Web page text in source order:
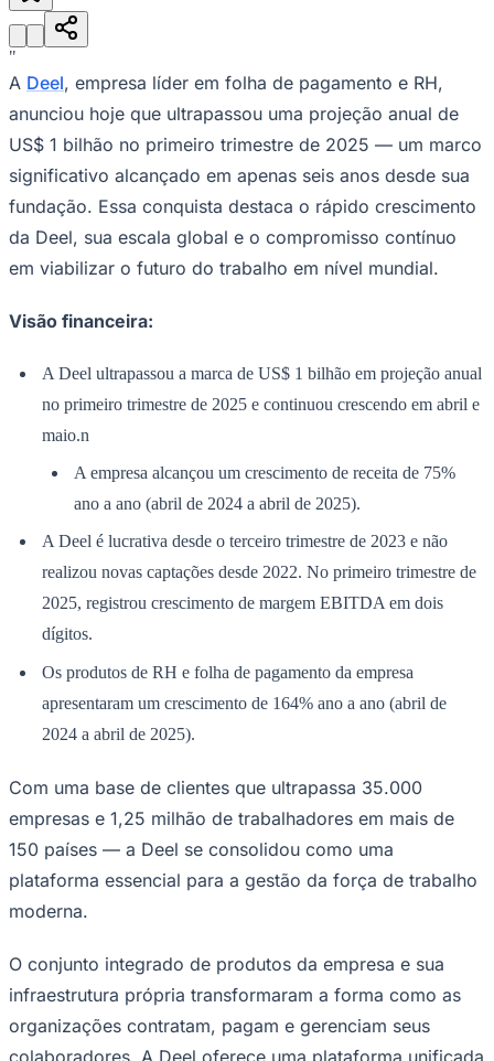
JulioJardim Líbano
MutingaJardim Paraíso
LuísJardim São Pedro
CamargosParque Imperial Parque Santa LuziaParque VianaPirapora
do Bom JesusRecanto PhrynéaSantana de
Silveira Tamboré Vale do Sol Vila Barros Vila Boa Vista
do CondeVila Engenho Novo Vila Márcia Vila Nossa Sra. da
EscadaVila PortoVotupoca
Para Sua Empresa
Anuncie no Portal
Guia de Empresas
Divulgar VagasNovo
Negócios Regionais
Segurança Regional
Hospitais Estaduais
Parques & Represas
Cidades da Região
do Bom JesusAraçariguamaCajamarCaieirasFranco da
Francisco MoratoTaboão da Serra Embu das Artes
Guia de Empresas
Vagas na RegiãoNovo
Hub de Negócios
Selo Verificado
Portal Educacional
Agenda de Vestibulares
Vagas de Emprego
Panorama Econômico
Panorama Econômico
Para Sua Empresa
Anuncie no Portal
Verificar Empresa
Publicidade Legal
NBA
NFL
Fórmula 1
"
A Deel, empresa líder em folha de pagamento e RH,
anunciou hoje que ultrapassou uma projeção anual de
US$ 1 bilhão no primeiro trimestre de 2025 — um marco
significativo alcançado em apenas seis anos desde sua
fundação. Essa conquista destaca o rápido crescimento
da Deel, sua escala global e o compromisso contínuo
em viabilizar o futuro do trabalho em nível mundial.
Visão financeira:
A Deel ultrapassou a marca de US$ 1 bilhão em projeção anual
no primeiro trimestre de 2025 e continuou crescendo em abril e
maio.n
A empresa alcançou um crescimento de receita de 75%
ano a ano (abril de 2024 a abril de 2025).
A Deel é lucrativa desde o terceiro trimestre de 2023 e não
realizou novas captações desde 2022. No primeiro trimestre de
2025, registrou crescimento de margem EBITDA em dois
dígitos.
Os produtos de RH e folha de pagamento da empresa
apresentaram um crescimento de 164% ano a ano (abril de
2024 a abril de 2025).
Com uma base de clientes que ultrapassa 35.000
empresas e 1,25 milhão de trabalhadores em mais de
150 países — a Deel se consolidou como uma
plataforma essencial para a gestão da força de trabalho
moderna.
O conjunto integrado de produtos da empresa e sua
infraestrutura própria transformaram a forma como as
organizações contratam, pagam e gerenciam seus
colaboradores. A Deel oferece uma plataforma unificada